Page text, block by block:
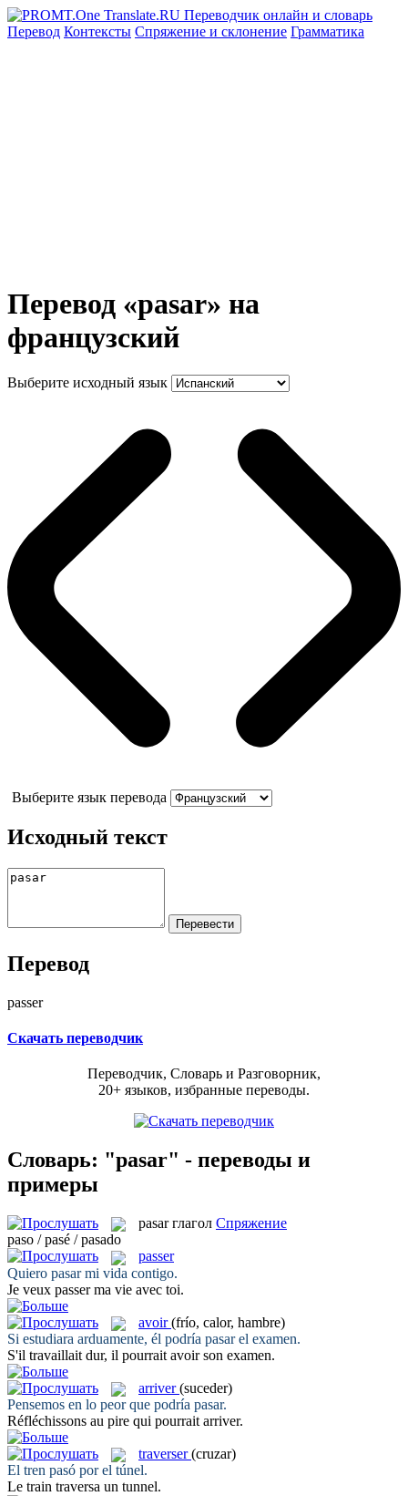
Перевод Контексты Спряжение и склонение Грамматика
Перевод «pasar» на
французский
Выберите исходный язык
Выберите язык перевода
Исходный текст
Перевод
passer
Скачать переводчик
Переводчик, Словарь и Разговорник,
20+ языков, избранные переводы.
Словарь: "pasar" - переводы и
примеры
pasar глагол Спряжение
paso / pasé / pasado
passer
Quiero pasarmi vida contigo.
Je veux passerma vie avec toi.
avoir (frío, calor, hambre)
Si estudiara arduamente, él podría pasarel examen.
S'il travaillait dur, il pourrait avoirson examen.
arriver (suceder)
Pensemos en lo peor que podría pasar.
Réfléchissons au pire qui pourrait arriver.
traverser (cruzar)
El tren pasó por el túnel.
Le train traversa un tunnel.